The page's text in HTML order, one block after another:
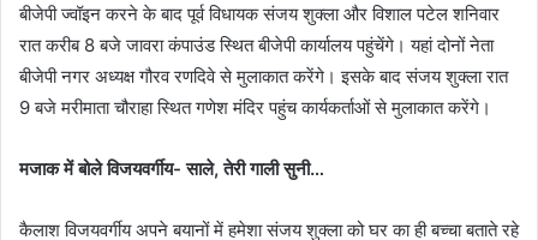
बीजेपी ज्वॉइन करने के बाद पूर्व विधायक संजय शुक्ला और विशाल पटेल शनिवार
रात करीब 8 बजे जावरा कंपाउंड स्थित बीजेपी कार्यालय पहुंचेंगे। यहां दोनों नेता
बीजेपी नगर अध्यक्ष गौरव रणदिवे से मुलाकात करेंगे। इसके बाद संजय शुक्ला रात
9 बजे मरीमाता चौराहा स्थित गणेश मंदिर पहुंच कार्यकर्ताओं से मुलाकात करेंगे।
मजाक में बोले विजयवर्गीय- साले, तेरी गाली सुनी…
कैलाश विजयवर्गीय अपने बयानों में हमेशा संजय शुक्ला को घर का ही बच्चा बताते रहे